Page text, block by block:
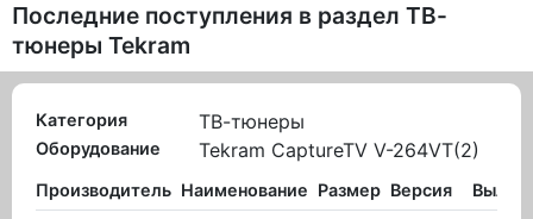
Последние поступления в раздел ТВ-
тюнеры Tekram
Категория ТВ-тюнеры
Оборудование Tekram CaptureTV V-264VT(2)
Производитель Наименование Размер Версия